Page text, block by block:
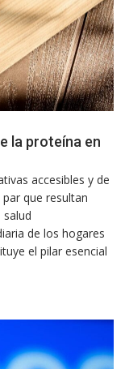
la proteína en
accesibles y de
que resultan
de los hogares
el pilar esencial